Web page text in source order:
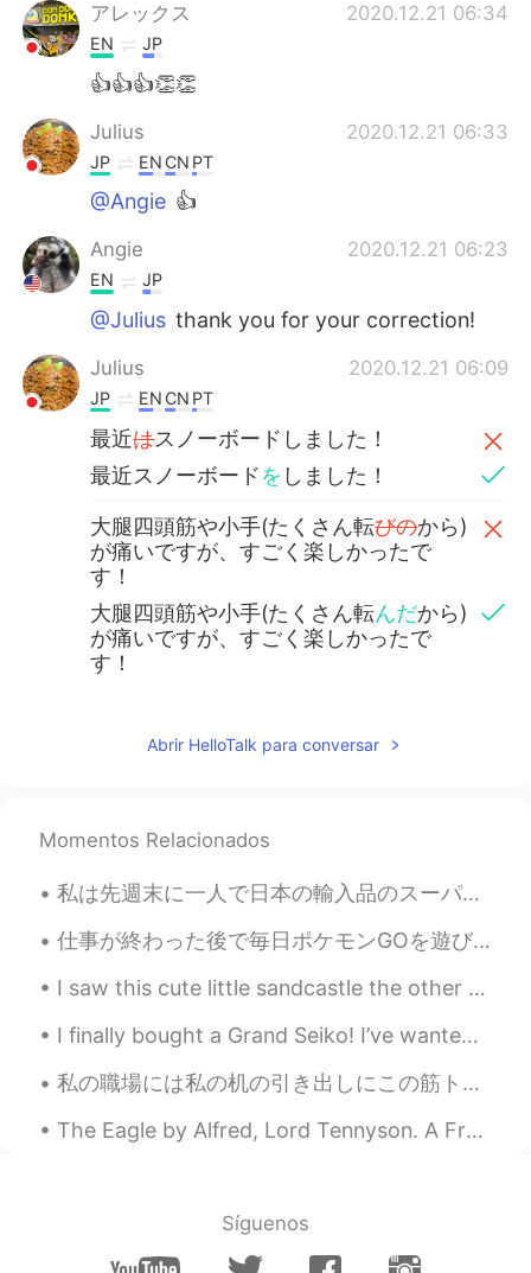
アレックス 2020.12.21 06:34
EN JP
👍👍👍👏👏
Julius 2020.12.21 06:33
JP EN CN PT
@Angie 👍
Angie 2020.12.21 06:23
EN JP
@Julius thank you for your correction!
Julius 2020.12.21 06:09
JP EN CN PT
最近はスノーボードしました！
最近スノーボードを しました！
大腿四頭筋や小手(たくさん転びのから)
が痛いですが、すごく楽しかったで
す！
大腿四頭筋や小手(たくさん転んだから)
が痛いですが、すごく楽しかったで
す！
Abrir HelloTalk para conversar
Momentos Relacionados
私は先週末に一人で日本の輸入品のスーパーに行って、いっぱい和食の材料やお菓子も買った Last weekend I went on my own to a Japanese Imports Su...
仕事が終わった後で毎日ポケモンGOを遊びながら歩きに行きます。この花というのはDaffodilということです。晴れの時、イギリスにはたくさんDaffodilがあることで有名です。この花がさくと晴...
I saw this cute little sandcastle the other day. It must have been made with a lot of love and fu...
I finally bought a Grand Seiko! I’ve wanted one for quite a while. It is absolutely beautifully c...
私の職場には私の机の引き出しにこの筋トレのため食べ物を入れた💪🏻😆 At my workplace I put this food for weight-training in my desk ...
The Eagle by Alfred, Lord Tennyson. A Fragment. HE clasps the crag with hookèd hands; Close to ...
Síguenos